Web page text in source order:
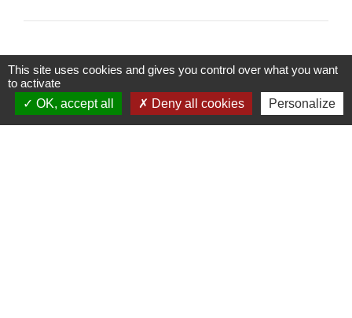
Contacts
Commune de Soultzbach-les-Bains
This site uses cookies and gives you control over what you want
to activate
OK, accept all
Deny all cookies Personalize